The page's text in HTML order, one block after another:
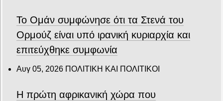
Το Ομάν συμφώνησε ότι τα Στενά του
Ορμούζ είναι υπό ιρανική κυριαρχία και
επιτεύχθηκε συμφωνία
Αυγ 05, 2026 ΠΟΛΙΤΙΚΗ ΚΑΙ ΠΟΛΙΤΙΚΟΙ
Η πρώτη αφρικανική χώρα που